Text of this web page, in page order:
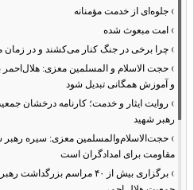
› جلوه‌ای از خدمت مؤمنانه
› امت مبعوث شده
› چرا برخی در جنگ کنار می‌کشند و در زمان
› حجت الاسلام و المسلمین معزی: هلال‌احمر
و آموزش همگانی تبدیل شود
› روایت ایثار و خدمت؛ کارنامه درخشان
رهبر شهید
› حجت‌الاسلام‌والمسلمین معزی: سیره
مقاومت برای امدادگران است
›
برگزاری بیش از ۴۰ مراسم